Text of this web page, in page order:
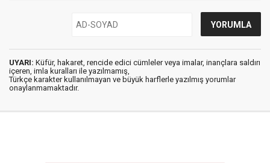
UYARI: Küfür, hakaret, rencide edici cümleler veya imalar, inançlara saldırı
içeren, imla kuralları ile yazılmamış,
Türkçe karakter kullanılmayan ve büyük harflerle yazılmış yorumlar
onaylanmamaktadır.